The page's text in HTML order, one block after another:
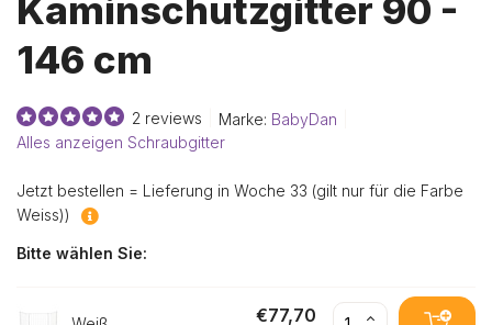
Kaminschutzgitter 90 -
146 cm
2 reviews Marke: BabyDan
Alles anzeigen Schraubgitter
Jetzt bestellen = Lieferung in Woche 33 (gilt nur für die Farbe
Weiss))
Bitte wählen Sie:
€77,70